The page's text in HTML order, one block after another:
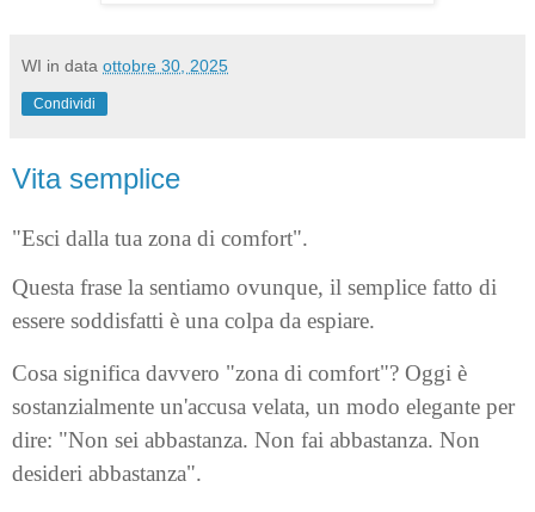
WI in data ottobre 30, 2025
Condividi
Vita semplice
"Esci dalla tua zona di comfort".
Questa frase la sentiamo ovunque, il semplice fatto di
essere soddisfatti è una colpa da espiare.
Cosa significa davvero "zona di comfort"? Oggi è
sostanzialmente un'accusa velata, un modo elegante per
dire: "Non sei abbastanza. Non fai abbastanza. Non
desideri abbastanza".